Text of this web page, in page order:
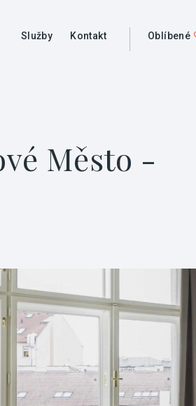
Služby Kontakt Oblíbené
Město -